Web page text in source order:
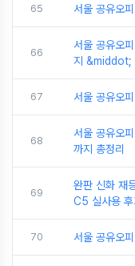
65 서울 공유오
66
서울 공유오
지 &middot;
67 서울 공유오
68
서울 공유오
까지 총정리
69
완판 신화 재
C5 실사용 후
70 서울 공유오